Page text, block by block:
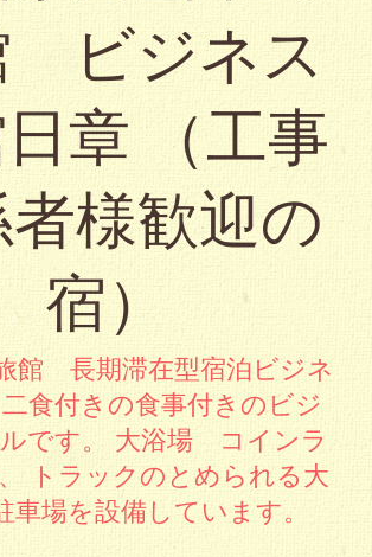
ビジネス
章 （工事
様歓迎の
宿）
館 長期滞在型宿泊ビジネ
食付きの食事付きのビジ
です。 大浴場 コインラ
トラックのとめられる大
車場を設備しています。